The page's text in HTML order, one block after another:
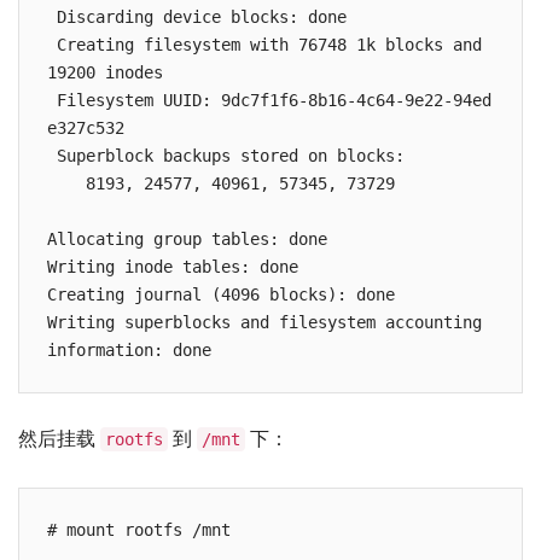
Discarding device blocks: done
Creating filesystem with 76748 1k blocks and
19200 inodes
Filesystem UUID: 9dc7f1f6-8b16-4c64-9e22-94ed
e327c532
Superblock backups stored on blocks:
    8193, 24577, 40961, 57345, 73729
Allocating group tables: done
Writing inode tables: done
Creating journal (4096 blocks): done
Writing superblocks and filesystem accounting
然后挂载 rootfs 到 /mnt 下：